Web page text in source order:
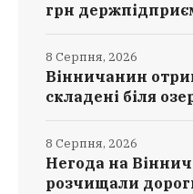
грн
Вінничанин
складені біля
8 Серпня, 2026
Негода на
розчищали
8 Серпня, 2026